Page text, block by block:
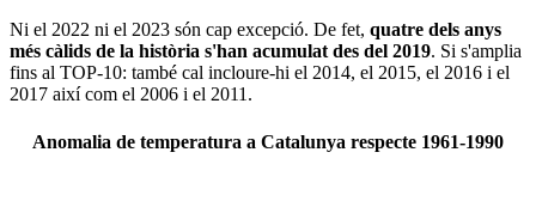
Ni el 2022 ni el 2023 són cap excepció. De fet, quatre dels anys
més càlids de la història s'han acumulat des del 2019. Si s'amplia
fins al TOP-10: també cal incloure-hi el 2014, el 2015, el 2016 i el
2017 així com el 2006 i el 2011.
Anomalia de temperatura a Catalunya respecte 1961-1990